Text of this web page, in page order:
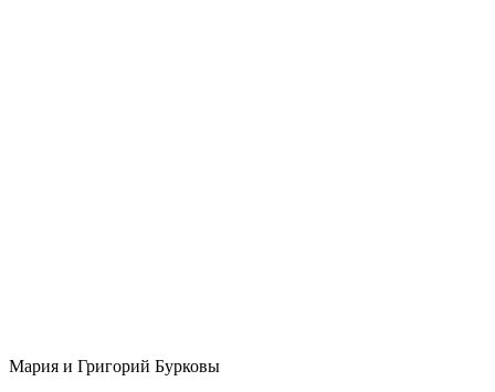
Мария и Григорий Бурковы